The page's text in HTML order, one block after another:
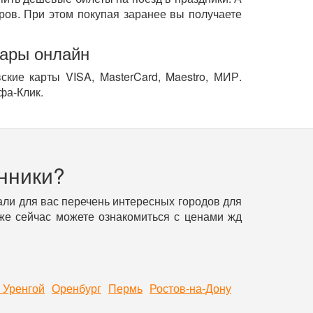
При этом покупая заранее вы получаете
онлайн
карты VISA, MasterCard, Maestro, МИР.
Клик.
для вас перечень интересных городов для
сейчас можете ознакомиться с ценами жд
Оренбург Пермь Ростов-на-Дону